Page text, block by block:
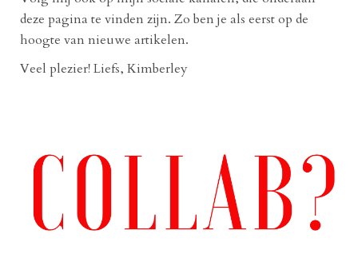
deze pagina te vinden zijn. Zo ben je als eerst op de
hoogte van nieuwe artikelen.
Veel plezier! Liefs, Kimberley